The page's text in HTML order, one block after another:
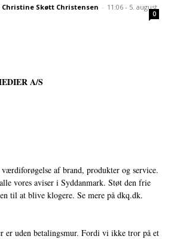
Christine Skøtt Christensen - 11:06 - 5. august
0
A/S
af brand, produkter og service.
vores aviser i Syddanmark. Støt den frie
til at blive klogere. Se mere på dkq.dk.
er uden betalingsmur. Fordi vi ikke tror på et